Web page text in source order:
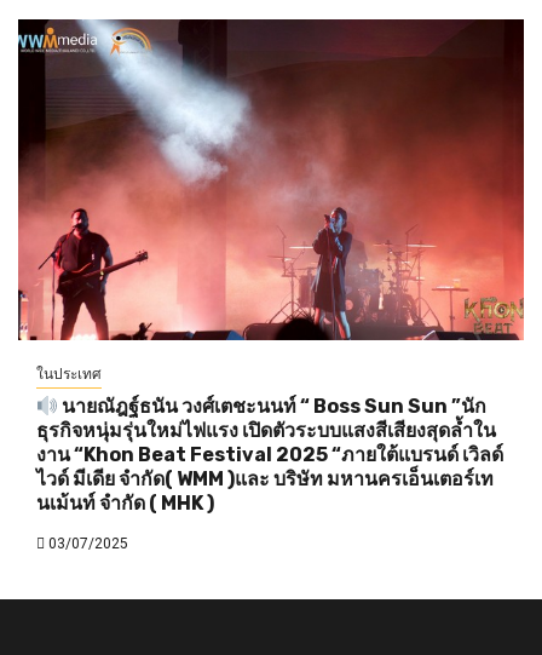
ในประเทศ
นายณัฎฐ์ธนัน วงศ์เตชะนนท์ “ Boss Sun Sun ”นัก
ธุรกิจหนุ่มรุ่นใหม่ไฟแรง เปิดตัวระบบแสงสีเสียงสุดล้ำใน
งาน “Khon Beat Festival 2025 “ภายใต้แบรนด์ เวิลด์
ไวด์ มีเดีย จำกัด( WMM )และ บริษัท มหานครเอ็นเตอร์เท
นเม้นท์ จำกัด ( MHK )
03/07/2025